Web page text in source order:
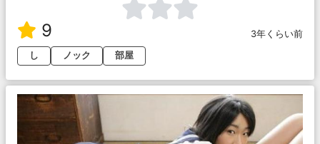
9
3年くらい前
し
ノック 部屋